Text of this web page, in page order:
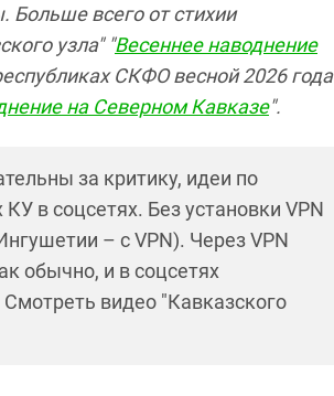
Больше всего от стихии
узла" "Весеннее наводнение
СКФО весной 2026 года
на Северном Кавказе".
за критику, идеи по
в соцсетях. Без установки VPN
– с VPN). Через VPN
обычно, и в соцсетях
Смотреть видео "Кавказского